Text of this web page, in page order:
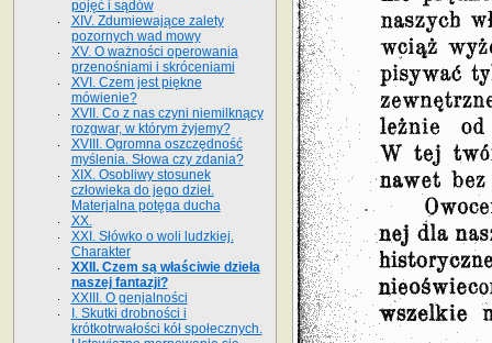
pojęć i sądów
XIV. Zdumiewające zalety
pozornych wad mowy
XV. O ważności operowania
przenośniami i skróceniami
XVI. Czem jest piękne
mówienie?
XVII. Co z nas czyni niemilknący
rozgwar, w którym żyjemy?
XVIII. Ogromna oszczędność
myślenia. Słowa czy zdania?
XIX. Osobliwy stosunek
człowieka do jego dzieł.
Materjalna potęga ducha
XX.
XXI. Słówko o woli ludzkiej.
Charakter
XXII. Czem są właściwie dzieła
naszej fantazji?
XXIII. O genjalności
I. Skutki drobności i
krótkotrwałości kół społecznych.